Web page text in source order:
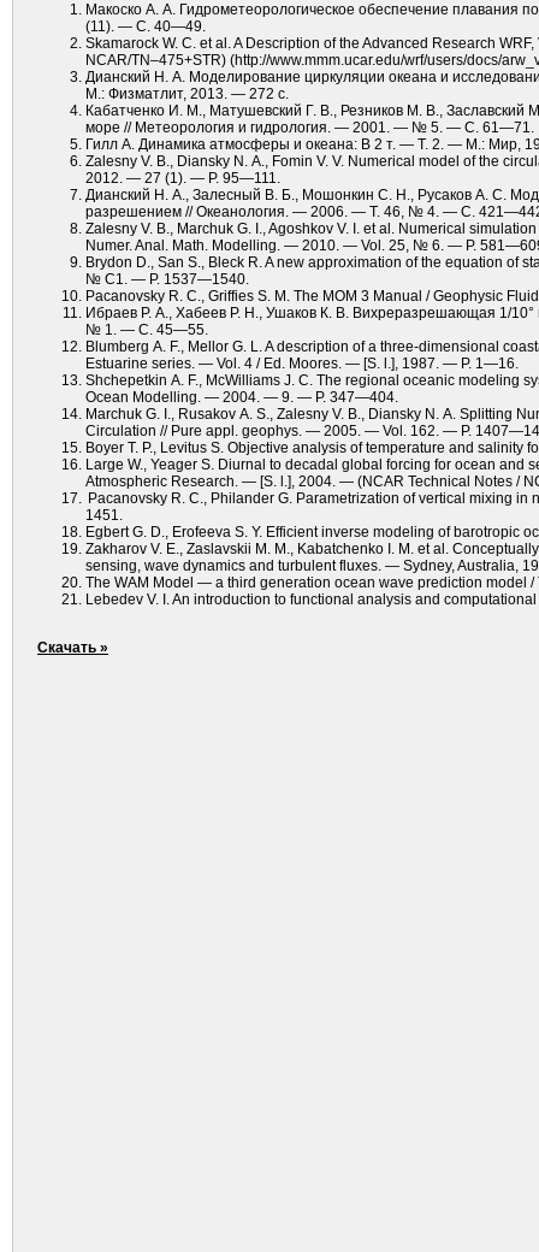
Макоско А. А. Гидрометеорологическое обеспечение плавания
(11). — С. 40—49.
Skamarock W. C. et al. A Description of the Advanced Research
NCAR/TN–475+STR) (http://www.mmm.ucar.edu/wrf/users/docs/
Дианский Н. А. Моделирование циркуляции океана и
М.: Физматлит, 2013. — 272 с.
Кабатченко И. М., Матушевский Г. В., Резников М. В.,
море // Метеорология и гидрология. — 2001. — № 5. — С. 61—71.
Гилл А. Динамика атмосферы и океана: В 2 т. — Т. 2. — М.: Мир,
Zalesny V. В., Diansky N. А., Fomin V. V. Numerical model of the
2012. — 27 (1). — P. 95—111.
Дианский Н. А., Залесный В. Б., Мошонкин С. Н., Русаков А. С.
разрешением // Океанология. — 2006. — Т. 46, № 4. — C.
Zalesny V. B., Marchuk G. I., Agoshkov V. I. et al. Numerical
Numer. Anal. Math. Modelling. — 2010. — Vol. 25, № 6. — P.
Brydon D., San S., Bleck R. A new approximation of the equation of
№ C1. — P. 1537—1540.
Pacanovsky R. C., Griffies S. M. The MOM 3 Manual / Geophysic
Ибраев Р. А., Хабеев Р. Н., Ушаков К. В. Вихреразрешающая 1/
№ 1. — С. 45—55.
Blumberg A. F., Mellor G. L. A description of a three-dimensional
Estuarine series. — Vol. 4 / Ed. Moores. — [S. l.], 1987. — P. 1—16.
Shchepetkin A. F., McWilliams J. C. The regional oceanic modeling
Ocean Modelling. — 2004. — 9. — Р. 347—404.
Marchuk G. I., Rusakov A. S., Zalesny V. B., Diansky N. A. Splitting
Circulation // Pure appl. geophys. — 2005. — Vol. 162. — P.
Boyer T. P., Levitus S. Objective analysis of temperature and
Large W., Yeager S. Diurnal to decadal global forcing for ocean
Atmospheric Research. — [S. l.], 2004. — (NCAR Technical Notes /
Pacanovsky R. C., Philander G. Parametrization of vertical mixing
1451.
Egbert G. D., Erofeeva S. Y. Efficient inverse modeling of
Zakharov V. E., Zaslavskii M. M., Kabatchenko I. M. et al.
sensing, wave dynamics and turbulent fluxes. — Sydney, Australia,
The WAM Model — a third generation ocean wave prediction model
Lebedev V. I. An introduction to functional analysis and
Скачать »